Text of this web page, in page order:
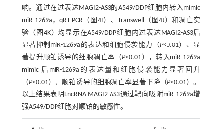
响。通过在过表达MAGI2-AS3的A549/DDP细胞内转入mimic
miR-1269a，qRT-PCR（ 图4I）、Transwell（ 图4J）和凋亡实
验（ 图4K）均显示在A549/DDP细胞内过表达MAGI2-AS3后
显著抑制miR-1269a的表达和细胞侵袭能力（P<0.01）、显
著提升顺铂诱导的细胞凋亡率（P<0.01），转入miR-1269a
mimic 后miR-1269a的表达量和细胞侵袭能力显著回升
（P<0.01）、顺铂诱导的细胞凋亡率显著下降（P<0.01）。
以上结果表明LncRNA MAGI2-AS3通过靶向吸附miR-1269a增
强A549/DDP细胞对顺铂的敏感性。